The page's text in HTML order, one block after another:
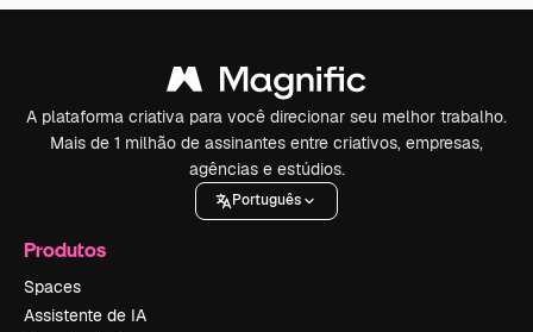
A plataforma criativa para você direcionar seu melhor trabalho.
Mais de 1 milhão de assinantes entre criativos, empresas,
agências e estúdios.
Português
Produtos
Spaces
Assistente de IA